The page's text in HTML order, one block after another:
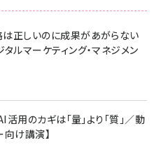
正しいのに成果があがらない
ルマーケティング・マネジメン
用のカギは「量」より「質」／動
け講演】